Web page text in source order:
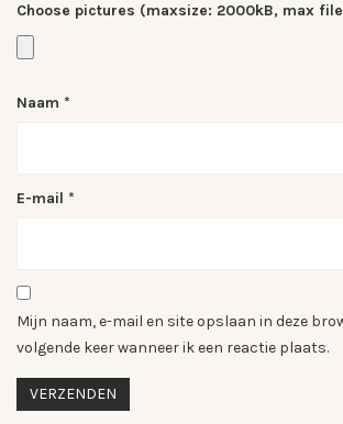
Choose pictures (maxsize: 2000kB, max
Naam *
E-mail *
Mijn naam, e-mail en site opslaan in deze
volgende keer wanneer ik een reactie plaats.